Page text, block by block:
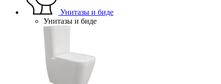
Унитазы и биде
Унитазы и биде